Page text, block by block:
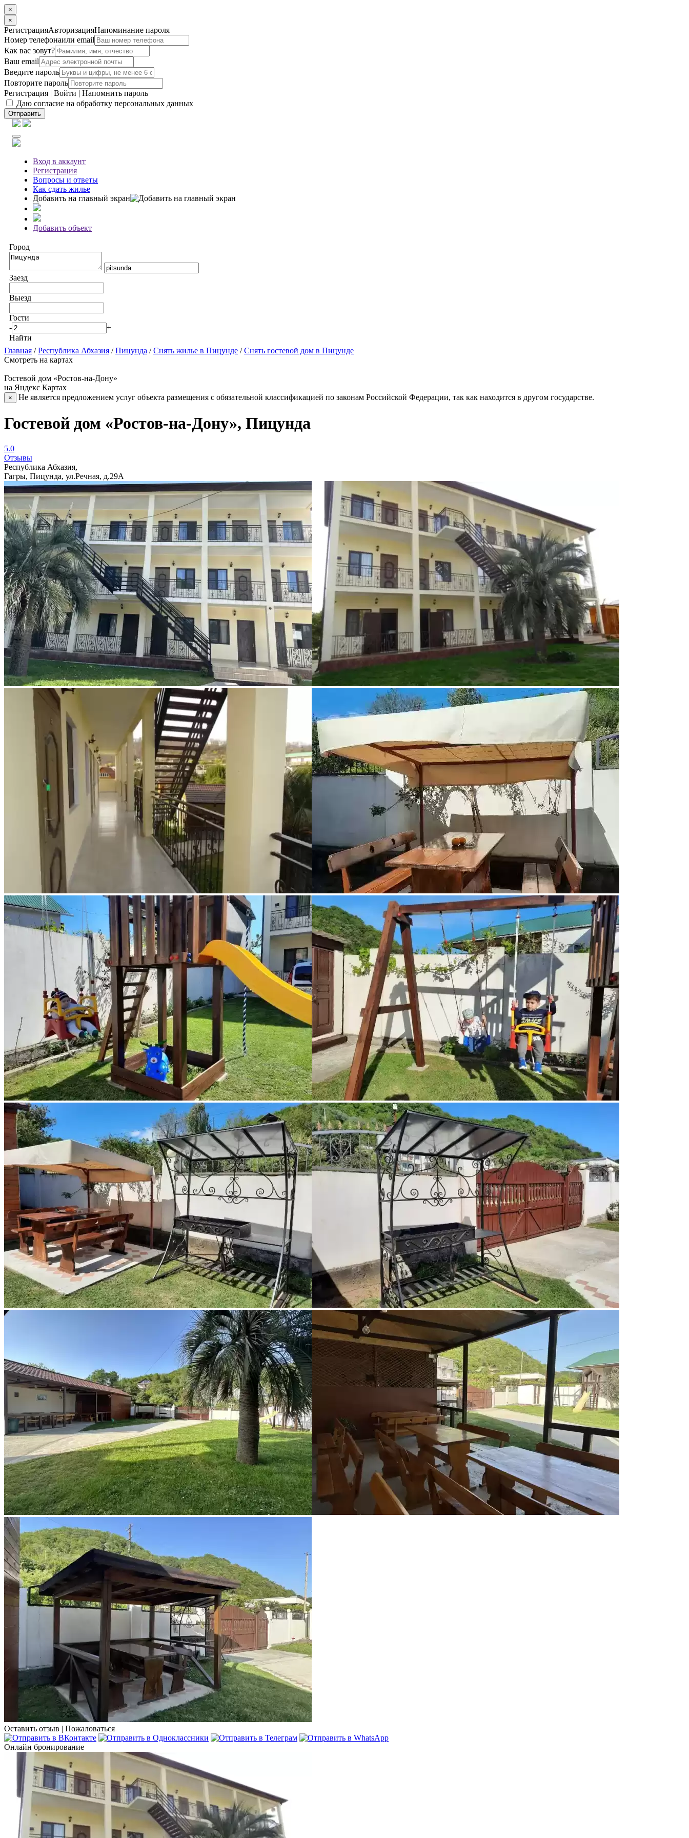
×
×
РегистрацияАвторизацияНапоминание пароля
Номер телефонаили email
Как вас зовут?
Ваш email
Введите пароль
Повторите пароль
Регистрация | Войти | Напомнить пароль
Даю согласие на обработку персональных данных
Отправить
Вход в аккаунт
Регистрация
Вопросы и ответы
Как сдать жилье
Добавить на главный экран
Добавить объект
Город
Заезд
Выезд
Гости
-
+
Найти
Главная /Республика Абхазия /Пицунда /Снять жилье в Пицунде /Снять гостевой дом в Пицунде
Смотреть на картах
Гостевой дом «Ростов-на-Дону»
на Яндекс Картах
× Не является предложением услуг объекта размещения с обязательной классификацией по законам Российской Федерации, так как находится в другом государстве.
Гостевой дом «Ростов-на-Дону», Пицунда
5.0
Отзывы
Республика Абхазия,
Гагры, Пицунда, ул.Речная, д.29А
Оставить отзыв | Пожаловаться
Онлайн бронирование